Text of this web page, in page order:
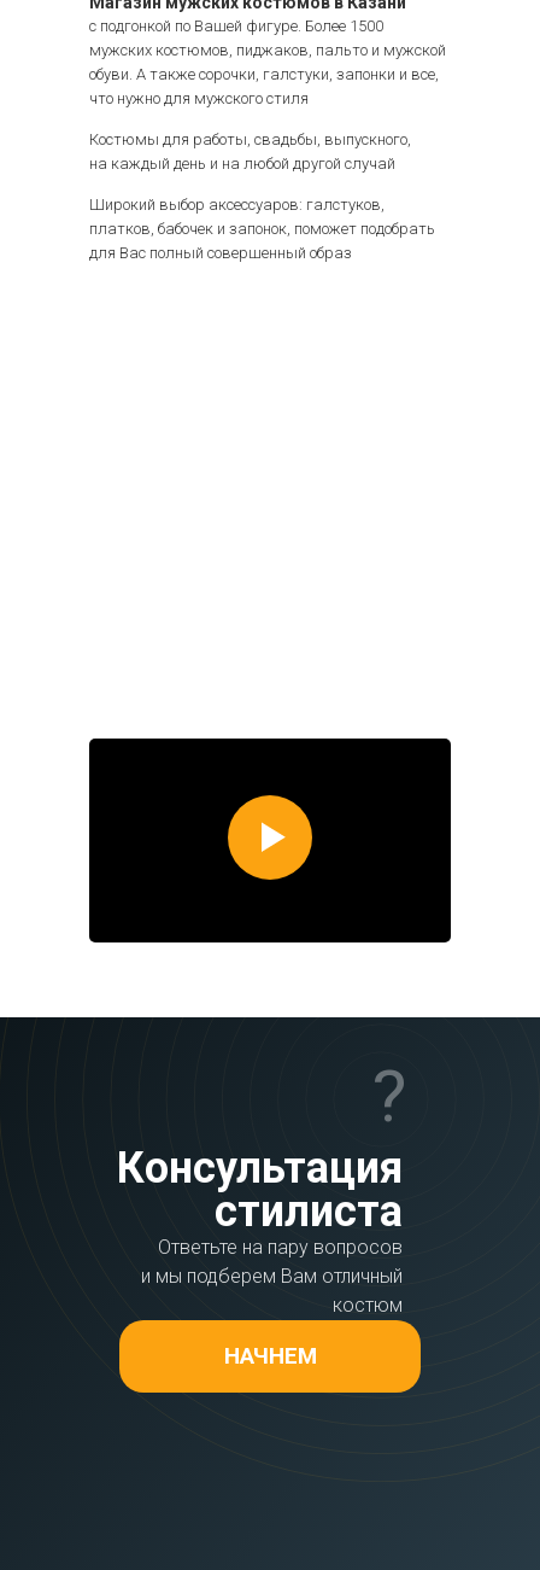
с подгонкой по Вашей фигуре. Более 1500
мужских костюмов, пиджаков, пальто и мужской
обуви. А также сорочки, галстуки, запонки и все,
что нужно для мужского стиля
Костюмы для работы, свадьбы, выпускного,
на каждый день и на любой другой случай
Широкий выбор аксессуаров: галстуков,
платков, бабочек и запонок, поможет подобрать
для Вас полный совершенный образ
?
Консультация
стилиста
Ответьте на пару вопросов
и мы подберем Вам отличный
костюм
НАЧНЕМ